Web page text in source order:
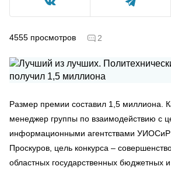
4555 просмотров 2
Размер премии составил 1,5 миллиона.
менеджер группы по взаимодействию с
информационными агентствами
Проскуров, цель конкурса –
областных государственных бюджетных